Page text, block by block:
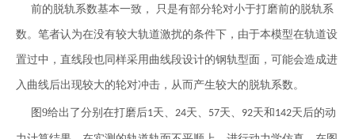
前的脱轨系数基本一致， 只是有部分轮对小于打磨前的脱轨系
数。笔者认为在没有较大轨道激扰的条件下，由于本模型在轨道设
置过中，直线段也同样采用曲线段设计的钢轨型面，可能会造成进
入曲线后出现较大的轮对冲击，从而产生较大的脱轨系数。
图9给出了分别在打磨后1天、 24天、 57天、 92天和 142天后的动